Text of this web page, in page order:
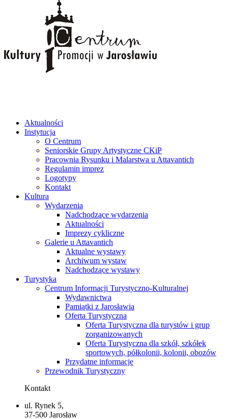
Aktualności
Instytucja
O Centrum
Seniorskie Grupy Artystyczne CKiP
Pracownia Rysunku i Malarstwa u Attavantich
Regulamin imprez
Logotypy
Kontakt
Kultura
Wydarzenia
Nadchodzące wydarzenia
Aktualności
Imprezy cykliczne
Galerie u Attavantich
Aktualne wystawy
Archiwum wystaw
Nadchodzące wystawy
Turystyka
Centrum Informacji Turystyczno-Kulturalnej
Wydawnictwa
Pamiątki z Jarosławia
Oferta Turystyczna
Oferta Turystyczna dla turystów i grup
zorganizowanych
Oferta Turystyczna dla szkół, szkółek
sportowych, półkolonii, kolonii, obozów
Przydatne informacje
Przewodnik Turystyczny
Kontakt
ul. Rynek 5,
37-500 Jarosław